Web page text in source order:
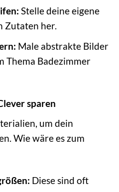
Stelle deine eigene
Zutaten her.
Male abstrakte Bilder
Thema Badezimmer
sparen
um dein
Wie wäre es zum
Diese sind oft